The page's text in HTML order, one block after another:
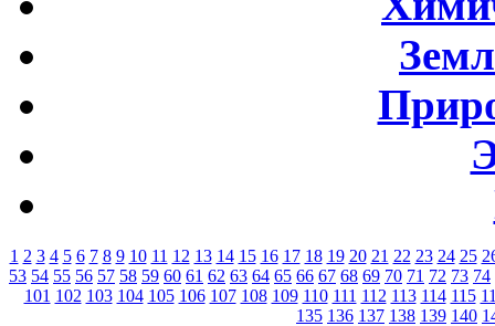
1 2 3 4 5 6 7 8 9 10 11 12 13 14 15 16 17 18 19 20 21 22 23 24 25
53 54 55 56 57 58 59 60 61 62 63 64 65 66 67 68 69 70 71 72 73 74
101 102 103 104 105 106 107 108 109 110 111 112 113 114 115
135 136 137 138 139 140